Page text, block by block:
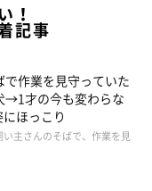
！
記事
作業を見守っていた
→1才の今も変わらな
ほっこり
主さんのそばで、作業を見